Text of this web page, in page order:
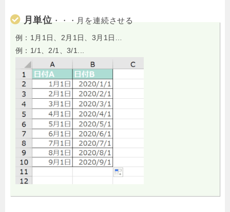
月単位 ・・・月を連続させる
例：1月1日、2月1日、3月1日…
例：1/1、2/1、3/1...